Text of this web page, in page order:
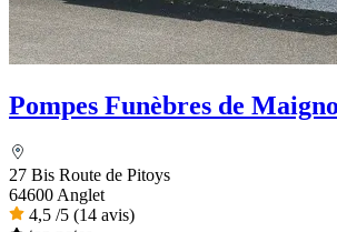
Pompes Funèbres de
27 Bis Route de Pitoys
64600 Anglet
4,5 /5 (14 avis)